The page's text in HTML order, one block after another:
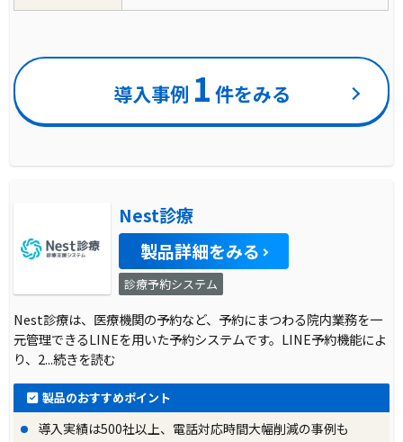
導入事例 1 件をみる
Nest診療
製品詳細をみる
診療予約システム
Nest診療は、医療機関の予約など、予約にまつわる院内業務を一
元管理できるLINEを用いた予約システムです。LINE予約機能によ
り、2...続きを読む
製品のおすすめポイント
導入実績は500社以上、電話対応時間大幅削減の事例も